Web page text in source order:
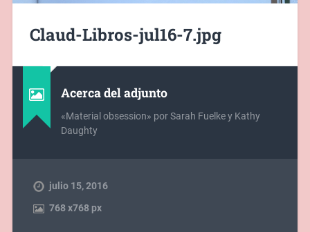
Claud-Libros-jul16-7.jpg
Acerca del adjunto
«Material obsession» por Sarah Fuelke y Kathy
Daughty
julio 15, 2016
768x768 px